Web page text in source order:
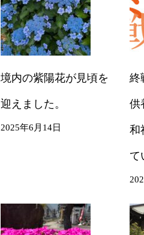
境内の紫陽花が見頃を
迎えました。
2025年6月14日
終
和
て